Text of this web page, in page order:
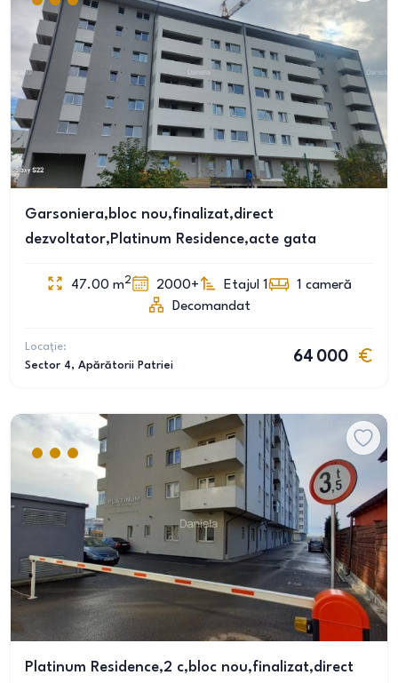
Garsoniera,bloc nou,finalizat,direct
dezvoltator,Platinum Residence,acte gata
47.00 m2 2000+ Etajul 1 1 cameră
Decomandat
Locație:
Sector 4, Apărătorii Patriei
64 000
Platinum Residence,2 c,bloc nou,finalizat,direct